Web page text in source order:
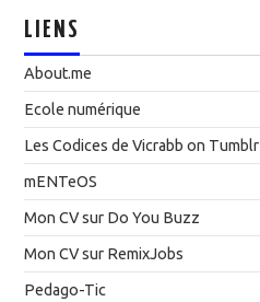
LIENS
About.me
Ecole numérique
Les Codices de Vicrabb on Tumblr
mENTeOS
Mon CV sur Do You Buzz
Mon CV sur RemixJobs
Pedago-Tic